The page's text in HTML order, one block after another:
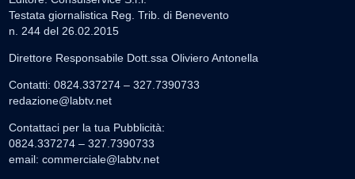
Testata giornalistica Reg. Trib. di Benevento
n. 244 del 26.02.2015
Direttore Responsabile Dott.ssa Oliviero Antonella
Contatti: 0824.337274 – 327.7390733
redazione@labtv.net
Contattaci per la tua Pubblicità:
0824.337274 – 327.7390733
email: commerciale@labtv.net